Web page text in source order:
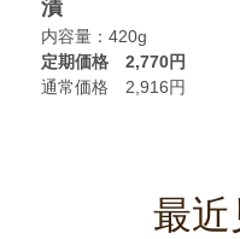
漬
内容量：420g
定期価格 2,770円
通常価格 2,916円
最近